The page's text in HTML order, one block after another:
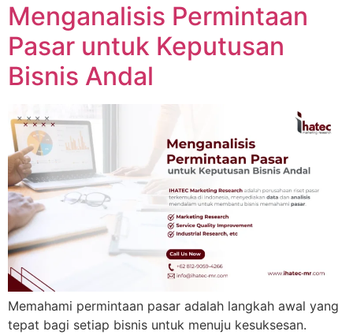
Menganalisis Permintaan
Pasar untuk Keputusan
Bisnis Andal
Memahami permintaan pasar adalah langkah awal yang
tepat bagi setiap bisnis untuk menuju kesuksesan.